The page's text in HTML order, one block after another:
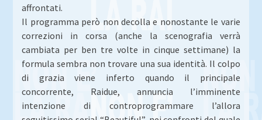
affrontati.
Il programma però non decolla e nonostante le varie
correzioni in corsa (anche la scenografia verrà
cambiata per ben tre volte in cinque settimane) la
formula sembra non trovare una sua identità. Il colpo
di grazia viene inferto quando il principale
concorrente, Raidue, annuncia l’imminente
intenzione di controprogrammare l’allora